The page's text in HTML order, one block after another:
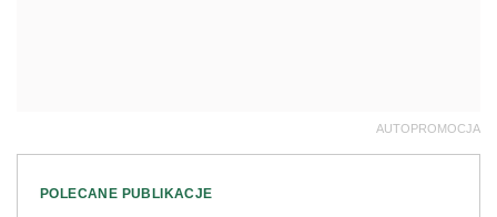
AUTOPROMOCJA
POLECANE PUBLIKACJE